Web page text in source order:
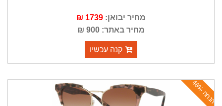
מחיר יבואן: 1739 ₪
מחיר באתר: 900 ₪
קנה עכשיו
ה
נ
ח
ה
4
8
%